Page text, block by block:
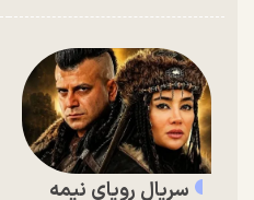
سریال رویای نیمه